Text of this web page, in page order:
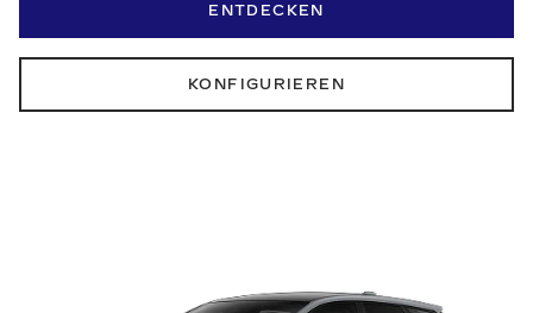
ENTDECKEN
KONFIGURIEREN